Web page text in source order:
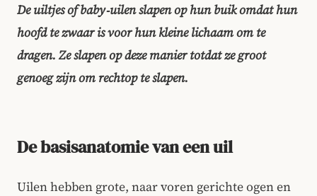
De uiltjes of baby‑uilen slapen op hun buik omdat hun
hoofd te zwaar is voor hun kleine lichaam om te
dragen. Ze slapen op deze manier totdat ze groot
genoeg zijn om rechtop te slapen.
De basisanatomie van een uil
Uilen hebben grote, naar voren gerichte ogen en